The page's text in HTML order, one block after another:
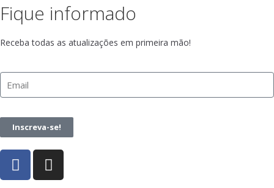
Fique informado
Receba todas as atualizações em primeira mão!
Inscreva-se!